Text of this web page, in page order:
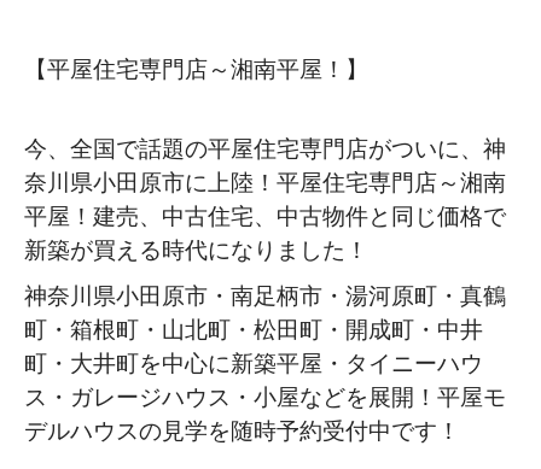
【平屋住宅専門店～湘南平屋！】
今、全国で話題の平屋住宅専門店がついに、神
奈川県小田原市に上陸！平屋住宅専門店～湘南
平屋！建売、中古住宅、中古物件と同じ価格で
新築が買える時代になりました！
神奈川県小田原市・南足柄市・湯河原町・真鶴
町・箱根町・山北町・松田町・開成町・中井
町・大井町を中心に新築平屋・タイニーハウ
ス・ガレージハウス・小屋などを展開！平屋モ
デルハウスの見学を随時予約受付中です！